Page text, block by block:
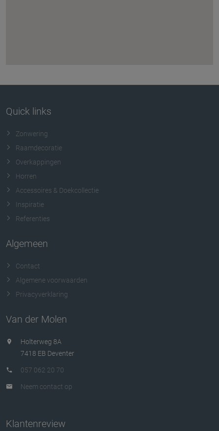
Quick links
Zonwering
Raamdecoratie
Overkappingen
Horren
Accessoires & Doekcollectie
Inspiratie
Referenties
Algemeen
Contact
Algemene voorwaarden
Privacyverklaring
Van der Molen
Holterweg 8A
7418 EB Deventer
057 062 20 70
Neem contact op
Klantenreview